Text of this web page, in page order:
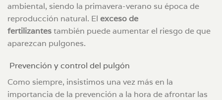
ambiental, siendo la primavera-verano su época de
reproducción natural. El exceso de
fertilizantestambién puede aumentar el riesgo de que
aparezcan pulgones.
Prevención y control del pulgón
Como siempre, insistimos una vez más en la
importancia de la prevención a la hora de afrontar las